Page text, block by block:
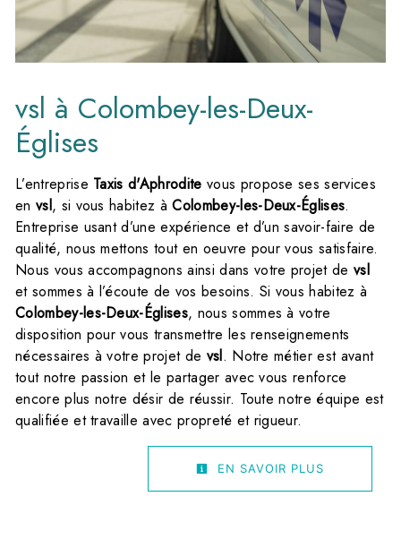
vsl à Colombey-les-Deux-
Églises
L’entreprise Taxis d'Aphrodite vous propose ses services
en vsl, si vous habitez àColombey-les-Deux-Églises.
Entreprise usant d’une expérience et d’un savoir-faire de
qualité, nous mettons tout en oeuvre pour vous satisfaire.
Nous vous accompagnons ainsi dans votre projet devsl
et sommes à l’écoute de vos besoins. Si vous habitez à
Colombey-les-Deux-Églises, nous sommes à votre
disposition pour vous transmettre les renseignements
nécessaires à votre projet de vsl. Notre métier est avant
tout notre passion et le partager avec vous renforce
encore plus notre désir de réussir. Toute notre équipe est
qualifiée et travaille avec propreté et rigueur.
EN SAVOIR PLUS